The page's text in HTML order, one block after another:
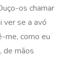
os chamar
ver se a avó
me, como eu
de mãos